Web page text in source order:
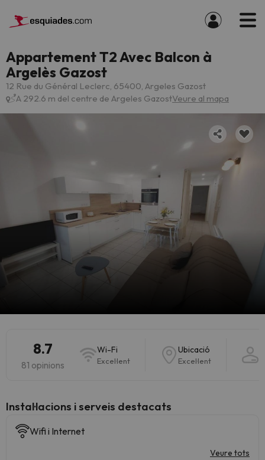
Appartement T2 Avec Balcon à
Argelès Gazost
12 Rue du Général Leclerc, 65400, Argeles Gazost
A 292.6 m del centre de Argeles GazostVeure al mapa
8.7
81 opinions
Wi-Fi
Excel·lent
Ubicació
Excel·lent
Instal·lacions i serveis destacats
Wifi i Internet
Veure tots